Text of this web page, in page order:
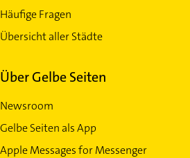
Häufige Fragen
Übersicht aller Städte
Über Gelbe Seiten
Newsroom
Gelbe Seiten als App
Apple Messages for Messenger